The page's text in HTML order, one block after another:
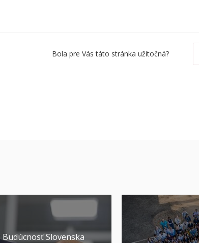
Bola pre Vás táto stránka užitočná?
Budúcnosť Slovenska